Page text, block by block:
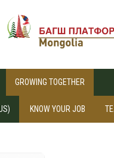
GROWING TOGETHER
KNOW YOUR JOB